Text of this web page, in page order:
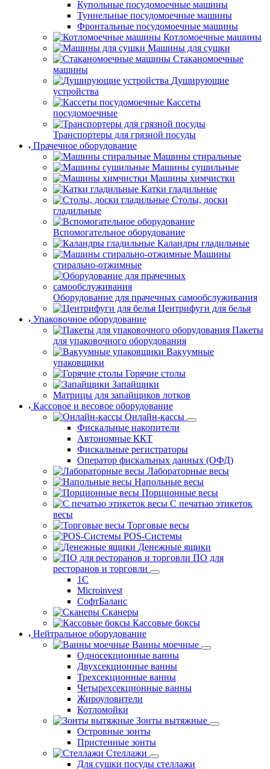
Купольные посудомоечные машины
Туннельные посудомоечные машины
Фронтальные посудомоечные машины
Котломоечные машины
Машины для сушки
Стаканомоечные
машины
Душирующие
устройства
Кассеты
посудомоечные
Транспортеры для грязной посуды
Прачечное оборудование
Машины стиральные
Машины сушильные
Машины химчистки
Катки гладильные
Столы, доски
гладильные
Вспомогательное оборудование
Каландры гладильные
Машины
стирально-отжимные
Оборудование для прачечных самообслуживания
Центрифуги для белья
Упаковочное оборудование
Пакеты
для упаковочного оборудования
Вакуумные
упаковщики
Горячие столы
Запайщики
Матрицы для запайщиков лотков
Кассовое и весовое оборудование
Онлайн-кассы
Фискальные накопители
Автономные ККТ
Фискальные регистраторы
Оператор фискальных данных (ОФД)
Лабораторные весы
Напольные весы
Порционные весы
С печатью этикеток
весы
Торговые весы
POS-Системы
Денежные ящики
ПО для
ресторанов и торговли
1С
Microinvest
СофтБаланс
Сканеры
Кассовые боксы
Нейтральное оборудование
Ванны моечные
Односекционные ванны
Двухсекционные ванны
Трехсекционные ванны
Четырехсекционные ванны
Жироуловители
Котломойки
Зонты вытяжные
Островные зонты
Пристенные зонты
Стеллажи
Для сушки посуды стеллажи